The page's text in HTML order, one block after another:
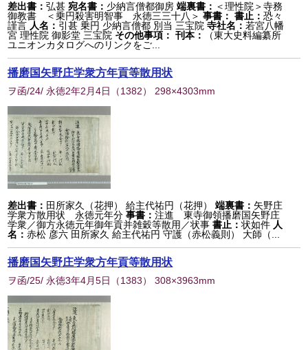
差出書：弘甚 宛名書： 少納言僧都御房 端裏書： ＜理性院＞寺務
御教書 ＜乗円殺害明智事 永徳三三十八＞ 事書： 書止：恐々
謹言 人名： 引甚 乗円 少納言僧都 別当 三宝院 寺社名：若宮八幡
宮 理性院 御影堂 三宝院 その他事項： 刊本：
（東大史料編纂所
ユニオンカタログへのリンクをご...
播磨国矢野庄学衆方年貢等散用状
ヲ函/24/ 永徳2年2月4日 （1382） 298×4303mm
差出書： 田所家久（花押） 給主代祐円（花押） 端裏書： 矢野庄
学衆方散用状 永徳元年分 事書：注進 東寺御領播磨国矢野庄
学衆／御方永徳元年御年貢并雑穀等散用／状事書止：状如件 人
名：赤松 彦六 田所家久 給主代祐円 守護（赤松義則） 大師（...
播磨国矢野庄学衆方年貢等散用状
ヲ函/25/ 永徳3年4月5日 （1383） 308×3963mm